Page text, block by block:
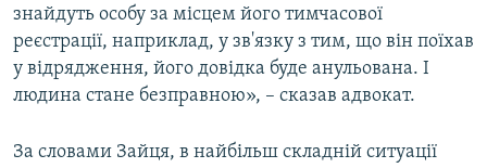
знайдуть особу за місцем його тимчасової
реєстрації, наприклад, у зв'язку з тим, що він поїхав
у відрядження, його довідка буде анульована. І
людина стане безправною», – сказав адвокат.
За словами Зайця, в найбільш складній ситуації